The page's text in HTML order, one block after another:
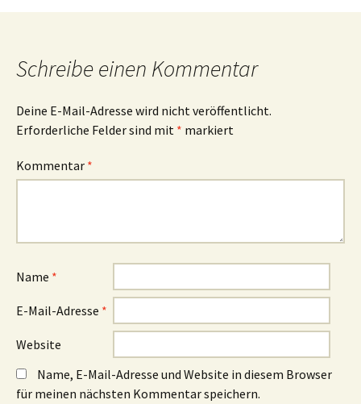
Schreibe einen Kommentar
Deine E-Mail-Adresse wird nicht veröffentlicht.
Erforderliche Felder sind mit * markiert
Kommentar *
Name *
E-Mail-Adresse *
Website
Name, E-Mail-Adresse und Website in diesem Browser
für meinen nächsten Kommentar speichern.